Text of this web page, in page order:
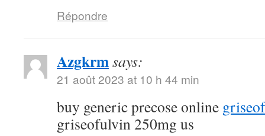
Répondre
Azgkrmsays:
21 août 2023 at 10 h 44 min
buy generic precose online
griseofulvin 250mg us